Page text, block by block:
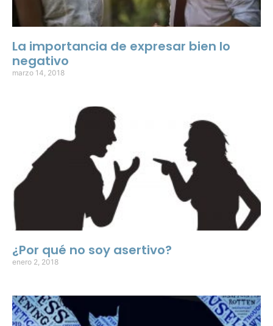
La importancia de expresar bien lo
negativo
marzo 14, 2018
¿Por qué no soy asertivo?
enero 2, 2018